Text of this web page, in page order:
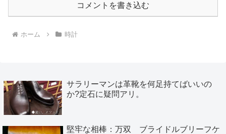
コメントを書き込む
ホーム 時計
サラリーマンは革靴を何足持てばいいの
か?定石に疑問アリ。
堅牢な相棒：万双 ブライドルブリーフケ